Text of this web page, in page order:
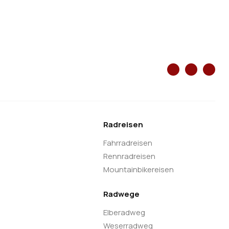
Radreisen
Fahrradreisen
Rennradreisen
Mountainbikereisen
Radwege
Elberadweg
Weserradweg